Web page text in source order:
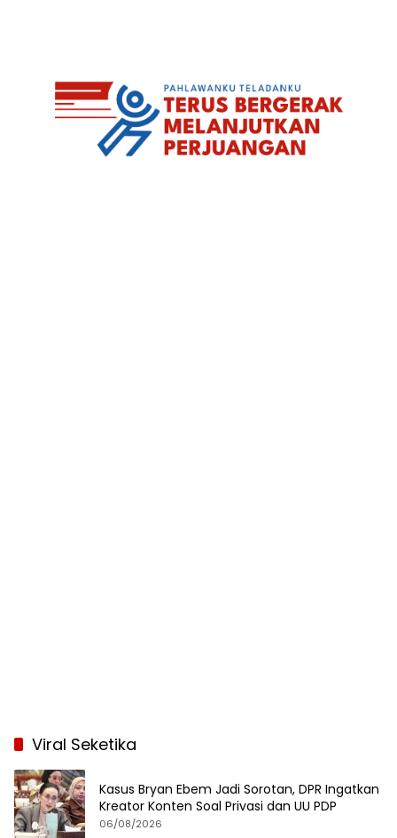
Viral Seketika
Kasus Bryan Ebem Jadi Sorotan, DPR Ingatkan
Kreator Konten Soal Privasi dan UU PDP
06/08/2026